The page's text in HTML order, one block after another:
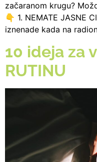
začaranom krugu?
👇 1. NEMATE JASNE
iznenade kada na
10 ideja za
RUTINU